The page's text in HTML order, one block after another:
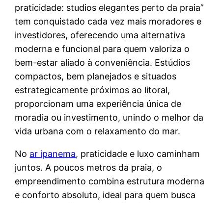
praticidade: studios elegantes perto da praia”
tem conquistado cada vez mais moradores e
investidores, oferecendo uma alternativa
moderna e funcional para quem valoriza o
bem-estar aliado à conveniência. Estúdios
compactos, bem planejados e situados
estrategicamente próximos ao litoral,
proporcionam uma experiência única de
moradia ou investimento, unindo o melhor da
vida urbana com o relaxamento do mar.
No ar ipanema, praticidade e luxo caminham
juntos. A poucos metros da praia, o
empreendimento combina estrutura moderna
e conforto absoluto, ideal para quem busca